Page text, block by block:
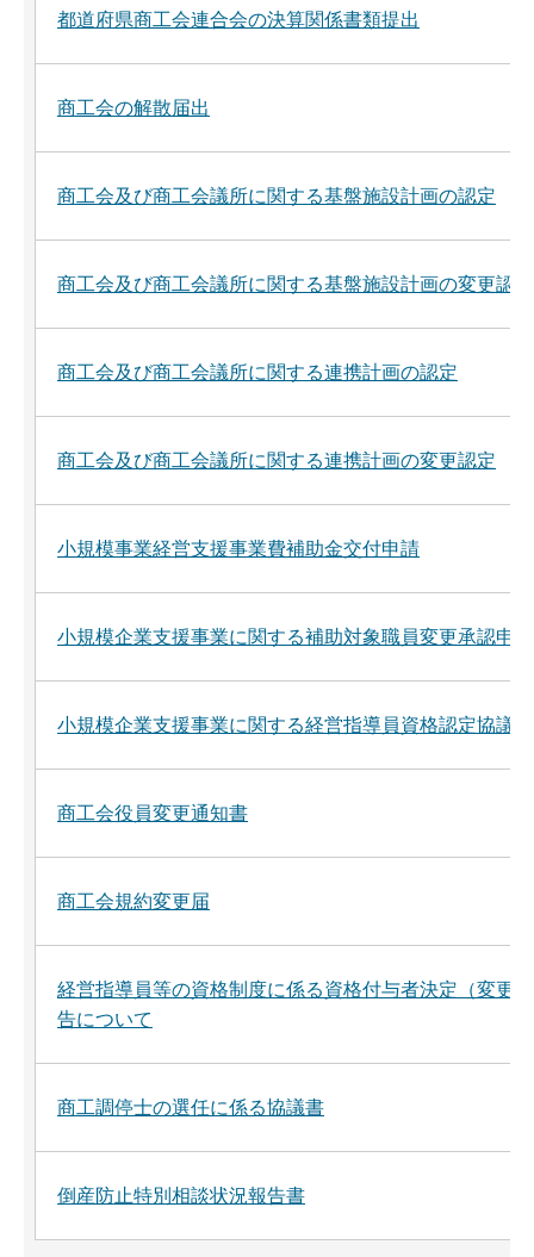
都道府県商工会連合会の決算関係書類提出
商工会の解散届出
商工会及び商工会議所に関する基盤施設計画の認定
商工会及び商工会議所に関する基盤施設計画の変更認定
商工会及び商工会議所に関する連携計画の認定
商工会及び商工会議所に関する連携計画の変更認定
小規模事業経営支援事業費補助金交付申請
小規模企業支援事業に関する補助対象職員変更承認申請
小規模企業支援事業に関する経営指導員資格認定協議書
商工会役員変更通知書
商工会規約変更届
経営指導員等の資格制度に係る資格付与者決定（変更
告について
商工調停士の選任に係る協議書
倒産防止特別相談状況報告書